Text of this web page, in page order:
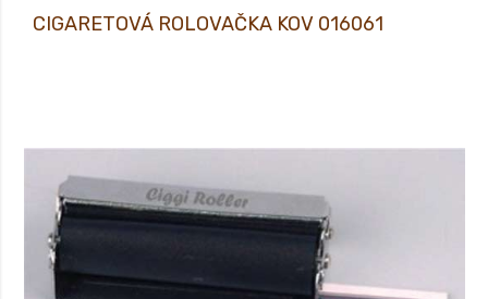
CIGARETOVÁ ROLOVAČKA KOV 016061